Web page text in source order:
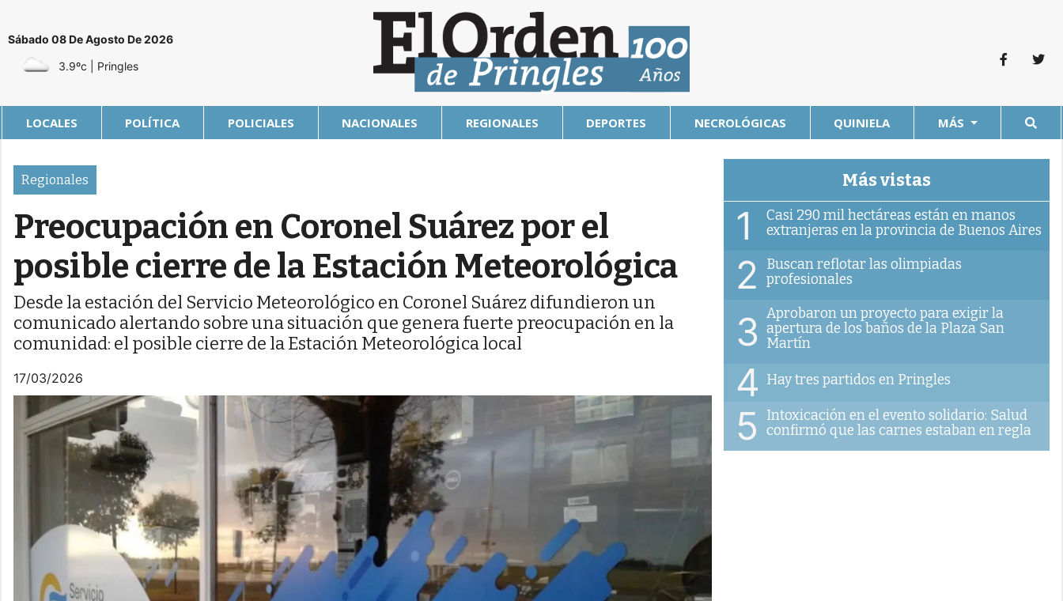
Sábado 08 De Agosto De 2026
3.9ºc
| Pringles
LOCALES POLÍTICA POLICIALES NACIONALES REGIONALES DEPORTES NECROLÓGICAS QUINIELA MÁS
Regionales
Preocupación en Coronel Suárez por el
posible cierre de la Estación Meteorológica
Desde la estación del Servicio Meteorológico en Coronel Suárez difundieron un
comunicado alertando sobre una situación que genera fuerte preocupación en la
comunidad: el posible cierre de la Estación Meteorológica local
17/03/2026
Más vistas
1
Casi 290 mil hectáreas están en manos
extranjeras en la provincia de Buenos Aires
2
Buscan reflotar las olimpiadas
profesionales
3 Aprobaron un proyecto para exigir la
apertura de los baños de la Plaza San
Martín
4 Hay tres partidos en Pringles
5
Intoxicación en el evento solidario: Salud
confirmó que las carnes estaban en regla